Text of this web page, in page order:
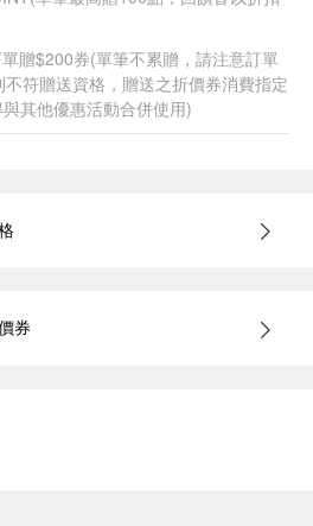
贈$200券(單筆不累贈，請注意訂單
符贈送資格，贈送之折價券消費指定
其他優惠活動合併使用)
券